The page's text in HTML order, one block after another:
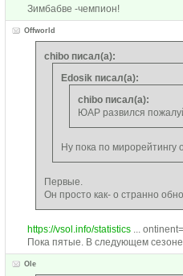
Зимбабве -чемпион!
Offworld
chibo писал(а):
Edosik писал(а):
chibo писал(а):
ЮАР развился
Ну пока по мирорейтингу
Первые.
Он просто как- о странно
https://vsol.info/statistics...
Пока пятые. В следующем
Ole